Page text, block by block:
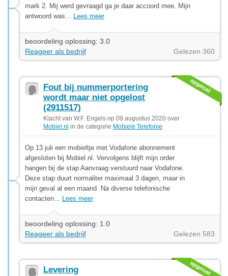
mark 2. Mij werd gevraagd ga je daar accoord mee. Mijn
antwoord was... Lees meer
beoordeling oplossing: 3.0
Reageer als bedrijf
Gelezen 360
Fout bij nummerportering
wordt maar niet opgelost
(2911517)
Klacht van W.F. Engels op 09 augustus 2020 over
Mobiel.nl in de categorie Mobiele Telefonie
Op 13 juli een mobieltje met Vodafone abonnement
afgesloten bij Mobiel.nl. Vervolgens blijft mijn order
hangen bij de stap Aanvraag verstuurd naar Vodafone.
Deze stap duurt normaliter maximaal 3 dagen, maar in
mijn geval al een maand. Na diverse telefonische
contacten... Lees meer
beoordeling oplossing: 1.0
Reageer als bedrijf
Gelezen 583
Levering